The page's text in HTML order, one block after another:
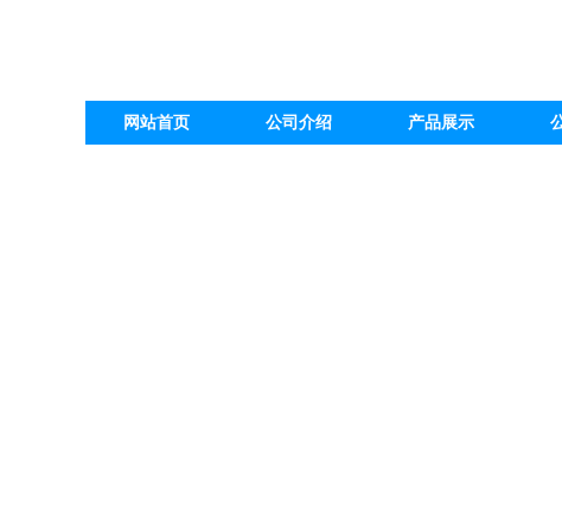
网站首页 公司介绍 产品展示